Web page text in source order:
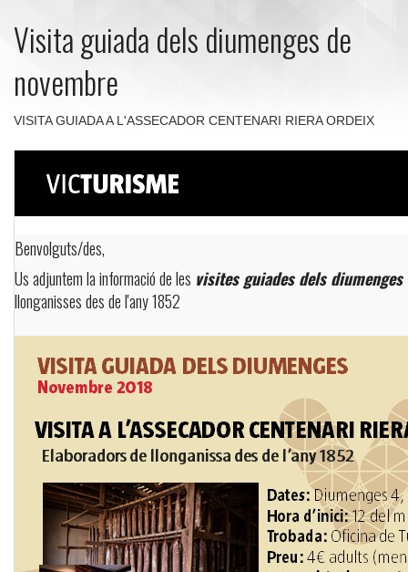
Visita guiada dels diumenges de
novembre
VISITA GUIADA A L'ASSECADOR CENTENARI RIERA ORDEIX
Benvolguts/des,
Us adjuntem la informació de les visites guiades dels
llonganisses des de l'any 1852